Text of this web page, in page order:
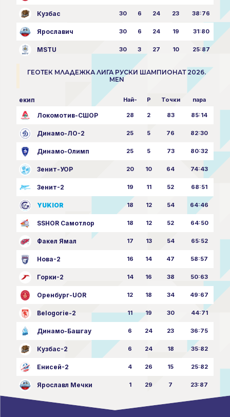
Кузбас 30 6 24 23 38:76
Ярославич 30 6 24 19 31:80
MSTU 30 3 27 10 25:87
ГЕОТЕК МЛАДЕЖКА ЛИГА РУСКИ ШАМПИОНАТ 2026.
MEN
екип Най- P Точки пара
Локомотив-СШОР 28 2 83 85:14
Динамо-ЛО-2 25 5 76 82:30
Динамо-Олимп 25 5 73 80:32
Зенит-УОР 20 10 64 74:43
Зенит-2 19 11 52 68:51
YUKIOR 18 12 54 64:46
SSHOR Самотлор 18 12 52 64:50
Факел Ямал 17 13 54 65:52
Нова-2 16 14 47 58:57
Горки-2 14 16 38 50:63
Оренбург-UOR 12 18 34 49:67
Belogorie-2 11 19 30 44:71
Динамо-Башгау 6 24 23 36:75
Кузбас-2 6 24 18 35:82
Енисей-2 4 26 15 25:82
Ярославл Мечки 1 29 7 23:87